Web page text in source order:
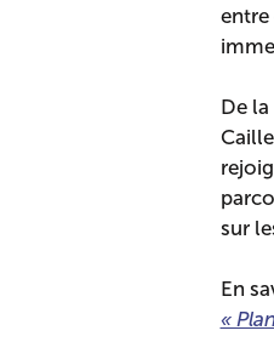
De
sur
En
«